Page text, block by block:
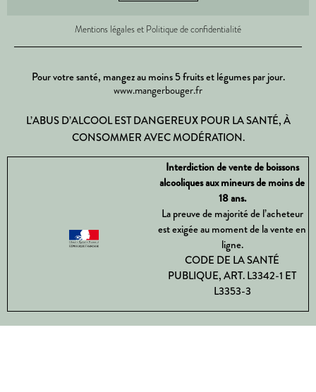
Mentions légales et Politique de confidentialité
Pour votre santé, mangez au moins 5 fruits et légumes par jour.
www.mangerbouger.fr
L’ABUS D’ALCOOL EST DANGEREUX POUR LA SANTÉ, À
CONSOMMER AVEC MODÉRATION.
Interdiction de vente de boissons
alcooliques aux mineurs de moins de
18 ans.
La preuve de majorité de l’acheteur
est exigée au moment de la vente en
ligne.
CODE DE LA SANTÉ
PUBLIQUE, ART. L3342-1 ET
L3353-3